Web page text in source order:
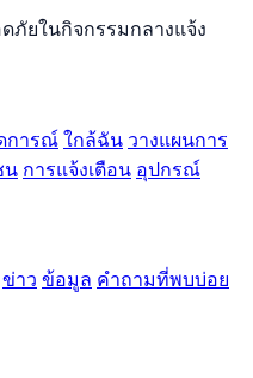
ยในกิจกรรมกลางแจ้ง
การณ์ใกล้ฉัน วางแผนการ
น การแจ้งเตือน อุปกรณ์
ข่าว ข้อมูล คำถามที่พบบ่อย